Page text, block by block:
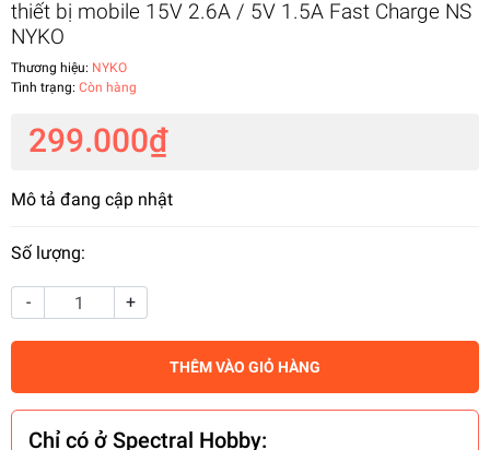
thiết bị mobile 15V 2.6A / 5V 1.5A Fast Charge NS
NYKO
Thương hiệu: NYKO
Tình trạng: Còn hàng
299.000₫
Mô tả đang cập nhật
Số lượng:
- +
THÊM VÀO GIỎ HÀNG
Chỉ có ở Spectral Hobby: